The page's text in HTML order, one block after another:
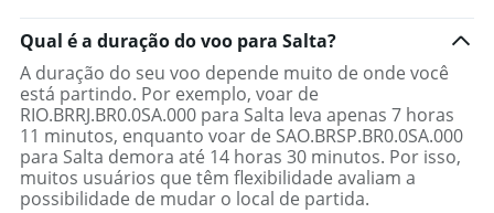
Qual é a duração do voo para Salta?
A duração do seu voo depende muito de onde você
está partindo. Por exemplo, voar de
RIO.BRRJ.BR0.0SA.000 para Salta leva apenas 7 horas
11 minutos, enquanto voar de SAO.BRSP.BR0.0SA.000
para Salta demora até 14 horas 30 minutos. Por isso,
muitos usuários que têm flexibilidade avaliam a
possibilidade de mudar o local de partida.